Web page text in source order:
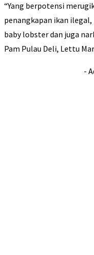
“Yang berpotensi
penangkapan ikan
baby lobster dan juga
Pam Pulau Deli, Lettu
-